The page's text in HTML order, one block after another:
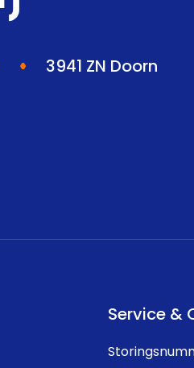
3941 ZN Doorn
Service &